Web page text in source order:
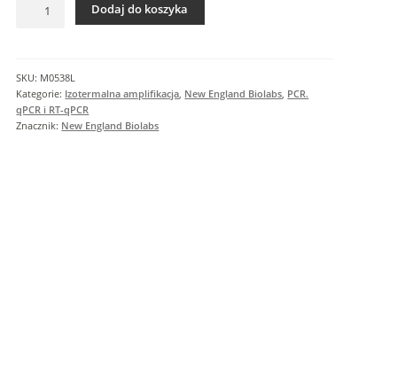
Start
DNA
Polymerase
Dodaj do koszyka
SKU: M0538L
Kategorie: Izotermalna amplifikacja New England Biolabs PCR.
qPCR i RT-qPCR
Znacznik: New England Biolabs